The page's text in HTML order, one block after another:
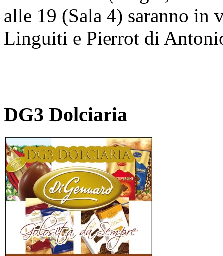
alle 19 (Sala 4) saranno
Linguiti e Pierrot di
DG3 Dolciaria